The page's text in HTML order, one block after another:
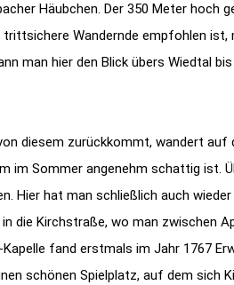
Häubchen. Der 350 Meter hoch
Wandernde empfohlen
man hier den Blick übers Wiedtal
diesem zurückkommt, wandert auf
im Sommer angenehm schattig ist.
Hier hat man schließlich auch
die Kirchstraße, wo man zwischen
fand erstmals im Jahr 1767
schönen Spielplatz, auf dem sich